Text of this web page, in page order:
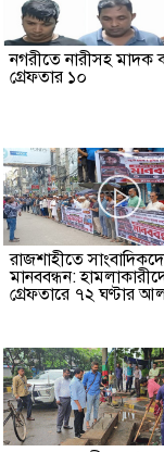
নগরীতে নারীসহ মাদক
গ্রেফতার ১০
রাজশাহীতে
মানববন্ধন:
গ্রেফতারে ৭২ ঘণ্টার